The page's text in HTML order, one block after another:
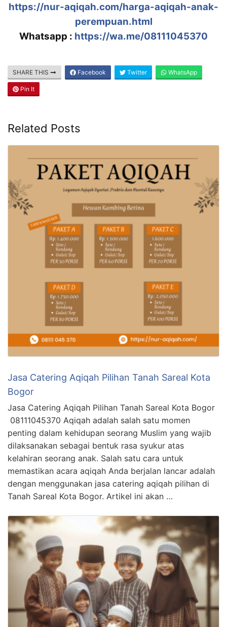
https://nur-aqiqah.com/harga-aqiqah-anak-
perempuan.html
Whatsapp : https://wa.me/08111045370
SHARE THIS Facebook Twitter WhatsApp
Pin It
Related Posts
Jasa Catering Aqiqah Pilihan Tanah Sareal Kota
Bogor
Jasa Catering Aqiqah Pilihan Tanah Sareal Kota Bogor
08111045370 Aqiqah adalah salah satu momen
penting dalam kehidupan seorang Muslim yang wajib
dilaksanakan sebagai bentuk rasa syukur atas
kelahiran seorang anak. Salah satu cara untuk
memastikan acara aqiqah Anda berjalan lancar adalah
dengan menggunakan jasa catering aqiqah pilihan di
Tanah Sareal Kota Bogor. Artikel ini akan …